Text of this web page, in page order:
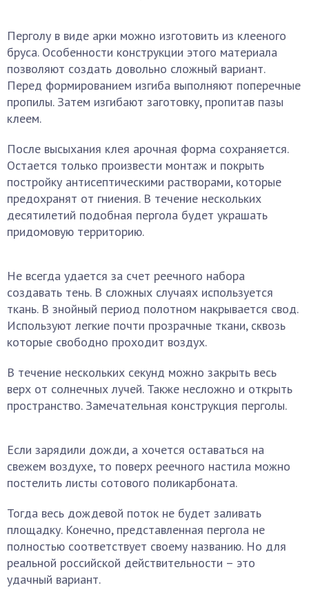
Перголу в виде арки можно изготовить из клееного
бруса. Особенности конструкции этого материала
позволяют создать довольно сложный вариант.
Перед формированием изгиба выполняют поперечные
пропилы. Затем изгибают заготовку, пропитав пазы
клеем.
После высыхания клея арочная форма сохраняется.
Остается только произвести монтаж и покрыть
постройку антисептическими растворами, которые
предохранят от гниения. В течение нескольких
десятилетий подобная пергола будет украшать
придомовую территорию.
Не всегда удается за счет реечного набора
создавать тень. В сложных случаях используется
ткань. В знойный период полотном накрывается свод.
Используют легкие почти прозрачные ткани, сквозь
которые свободно проходит воздух.
В течение нескольких секунд можно закрыть весь
верх от солнечных лучей. Также несложно и открыть
пространство. Замечательная конструкция перголы.
Если зарядили дожди, а хочется оставаться на
свежем воздухе, то поверх реечного настила можно
постелить листы сотового поликарбоната.
Тогда весь дождевой поток не будет заливать
площадку. Конечно, представленная пергола не
полностью соответствует своему названию. Но для
реальной российской действительности – это
удачный вариант.